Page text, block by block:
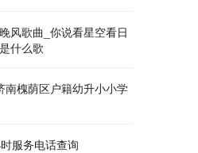
风歌曲_你说看星空看日
什么歌
南槐荫区户籍幼升小小学
服务电话查询